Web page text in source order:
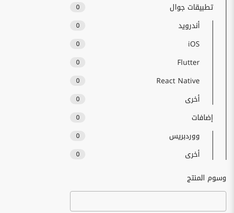
تطبيقات جوال 0
أندرويد 0
iOS
0
Flutter
0
React Native
0
أخرى 0
إضافات 0
ووردبريس 0
أخرى 0
وسوم المنتج